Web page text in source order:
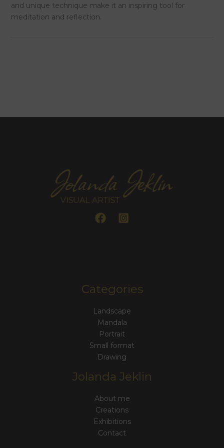
and unique technique make it an inspiring tool for
meditation and reflection.
Categories
Landscape
Mandala
Portrait
Small format
Drawing
Jolanda Jeklin
About me
Creations
Exhibitions
Contact